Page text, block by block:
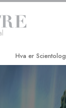
Hva er
Overbevisninger
Scientology-